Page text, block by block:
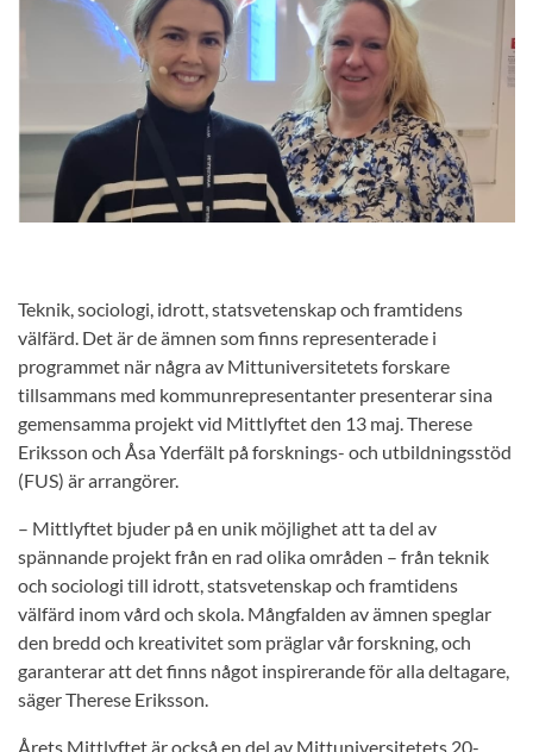
Teknik, sociologi, idrott, statsvetenskap och framtidens
välfärd. Det är de ämnen som finns representerade i
programmet när några av Mittuniversitetets forskare
tillsammans med kommunrepresentanter presenterar sina
gemensamma projekt vid Mittlyftet den 13 maj. Therese
Eriksson och Åsa Yderfält på forsknings- och utbildningsstöd
(FUS) är arrangörer.
– Mittlyftet bjuder på en unik möjlighet att ta del av
spännande projekt från en rad olika områden – från teknik
och sociologi till idrott, statsvetenskap och framtidens
välfärd inom vård och skola. Mångfalden av ämnen speglar
den bredd och kreativitet som präglar vår forskning, och
garanterar att det finns något inspirerande för alla deltagare,
säger Therese Eriksson.
Årets Mittlyftet är också en del av Mittuniversitetets 20-